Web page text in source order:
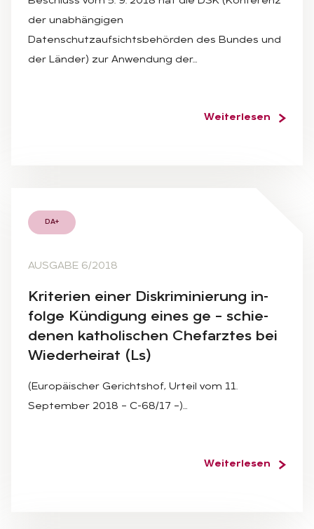
der unabhängigen
Datenschutzaufsichtsbehörden des Bundes und
der Länder) zur Anwendung der…
Weiterlesen
DA+
AUSGABE 6/2018
Kri­te­ri­en ei­ner Dis­kri­mi­nie­rung in­
fol­ge Kün­di­gung ei­nes ge – schie­
de­nen ka­tho­li­schen Chef­arz­tes bei
Wie­der­hei­rat (Ls)
(Europäischer Gerichtshof, Urteil vom 11.
September 2018 – C-68/17 –)…
Weiterlesen